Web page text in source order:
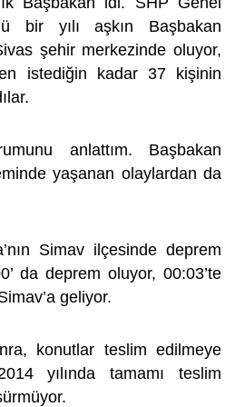
bir yılı aşkın Başbakan
şehir merkezinde oluyor,
istediğin kadar 37 kişinin
anlattım. Başbakan
yaşanan olaylardan da
Simav ilçesinde deprem
da deprem oluyor, 00:03’te
geliyor.
konutlar teslim edilmeye
yılında tamamı teslim